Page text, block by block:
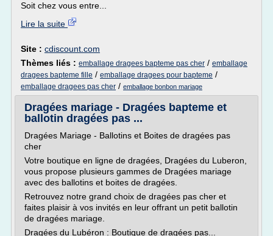
Soit chez vous entre...
Lire la suite
Site : cdiscount.com
Thèmes liés : emballage dragees bapteme pas cher / emballage
dragees bapteme fille / emballage dragees pour bapteme /
emballage dragees pas cher / emballage bonbon mariage
Dragées mariage - Dragées bapteme et
ballotin dragées pas ...
Dragées Mariage - Ballotins et Boites de dragées pas
cher
Votre boutique en ligne de dragées, Dragées du Luberon,
vous propose plusieurs gammes de Dragées mariage
avec des ballotins et boites de dragées.
Retrouvez notre grand choix de dragées pas cher et
faites plaisir à vos invités en leur offrant un petit ballotin
de dragées mariage.
Dragées du Lubéron : Boutique de dragées pas...